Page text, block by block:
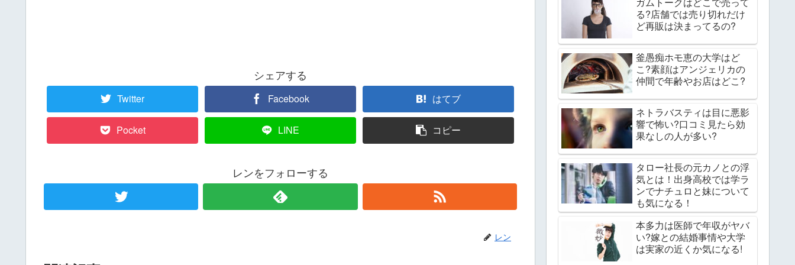
シェアする
Twitter Facebook はてブ
Pocket LINE コピー
レンをフォローする
レン
る?店舗では売り切れだけ
ど再販は決まってるの?
釜愚痴ホモ恵の大学はど
こ?素顔はアンジェリカの
仲間で年齢やお店はどこ?
ネトラバスティは目に悪影
響で怖い?口コミ見たら効
果なしの人が多い?
タロー社長の元カノとの浮
気とは！出身高校では学ラ
ンでナチュロと妹について
も気になる！
本多力は医師で年収がヤバ
い?嫁との結婚事情や大学
は実家の近くか気になる!